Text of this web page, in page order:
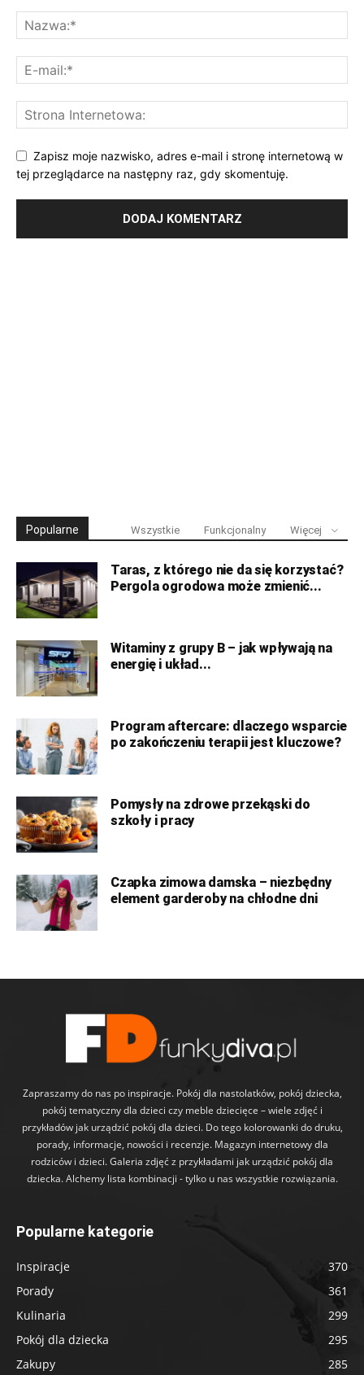
Zapisz moje nazwisko, adres e-mail i stronę internetową w
tej przeglądarce na następny raz, gdy skomentuję.
Popularne Wszystkie Funkcjonalny Więcej
Taras, z którego nie da się korzystać?
Pergola ogrodowa może zmienić...
Witaminy z grupy B – jak wpływają na
energię i układ...
Program aftercare: dlaczego wsparcie
po zakończeniu terapii jest kluczowe?
Pomysły na zdrowe przekąski do
szkoły i pracy
Czapka zimowa damska – niezbędny
element garderoby na chłodne dni
Zapraszamy do nas po inspiracje. Pokój dla nastolatków, pokój dziecka,
pokój tematyczny dla dzieci czy meble dziecięce – wiele zdjęć i
przykładów jak urządzić pokój dla dzieci. Do tego kolorowanki do druku,
porady, informacje, nowości i recenzje. Magazyn internetowy dla
rodziców i dzieci. Galeria zdjęć z przykładami jak urządzić pokój dla
dziecka. Alchemy lista kombinacji - tylko u nas wszystkie rozwiązania.
Popularne kategorie
Inspiracje
370
Porady
361
Kulinaria
299
Pokój dla dziecka
295
Zakupy
285